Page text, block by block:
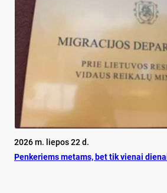
2026 m. liepos 22 d.
Pen­ke­riems me­tams, bet tik vie­nai